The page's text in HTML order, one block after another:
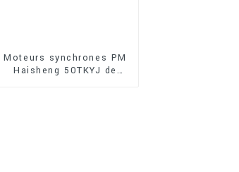
Moteurs synchrones PM
Haisheng 50TKYJ de